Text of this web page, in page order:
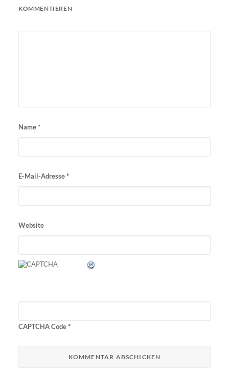
KOMMENTIEREN
Name*
E-Mail-Adresse*
Website
CAPTCHA Code*